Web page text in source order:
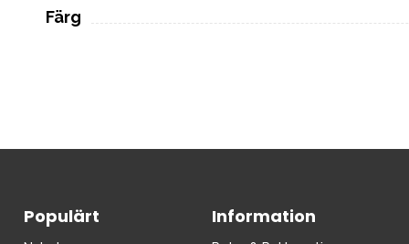
Färg
Populärt Information